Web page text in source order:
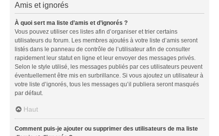
Amis et ignorés
À quoi sert ma liste d’amis et d’ignorés ?
Vous pouvez utiliser ces listes afin d’organiser et trier certains
utilisateurs du forum. Les membres ajoutés à votre liste d’amis seront
listés dans le panneau de contrôle de l’utilisateur afin de consulter
rapidement leur statut en ligne et leur envoyer des messages privés.
Selon le style utilisé, les messages publiés par ces utilisateurs peuvent
éventuellement être mis en surbrillance. Si vous ajoutez un utilisateur à
votre liste d’ignorés, tous les messages qu’il publiera seront masqués
par défaut.
Haut
Comment puis-je ajouter ou supprimer des utilisateurs de ma liste